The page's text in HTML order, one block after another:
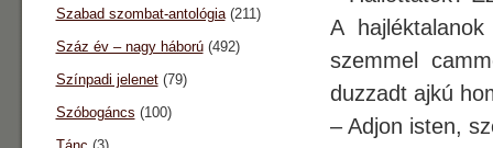
A
szemmel
duzzadt ajkú
– Adjon isten,
Szabad szombat-antológia(211)
Száz év – nagy háború(492)
Színpadi jelenet(79)
Szóbogáncs (100)